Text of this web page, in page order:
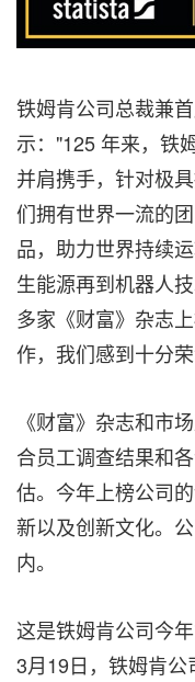
铁姆肯公司总裁兼
示："125 年来，铁
并肩携手，针对极
们拥有世界一流的
品，助力世界持续运
生能源再到机器人
多家《财富》杂志
作，我们感到十分
《财富》杂志和市
合员工调查结果和
估。今年上榜公司
新以及创新文化。
内。
这是铁姆肯公司今
3月19日，铁姆肯